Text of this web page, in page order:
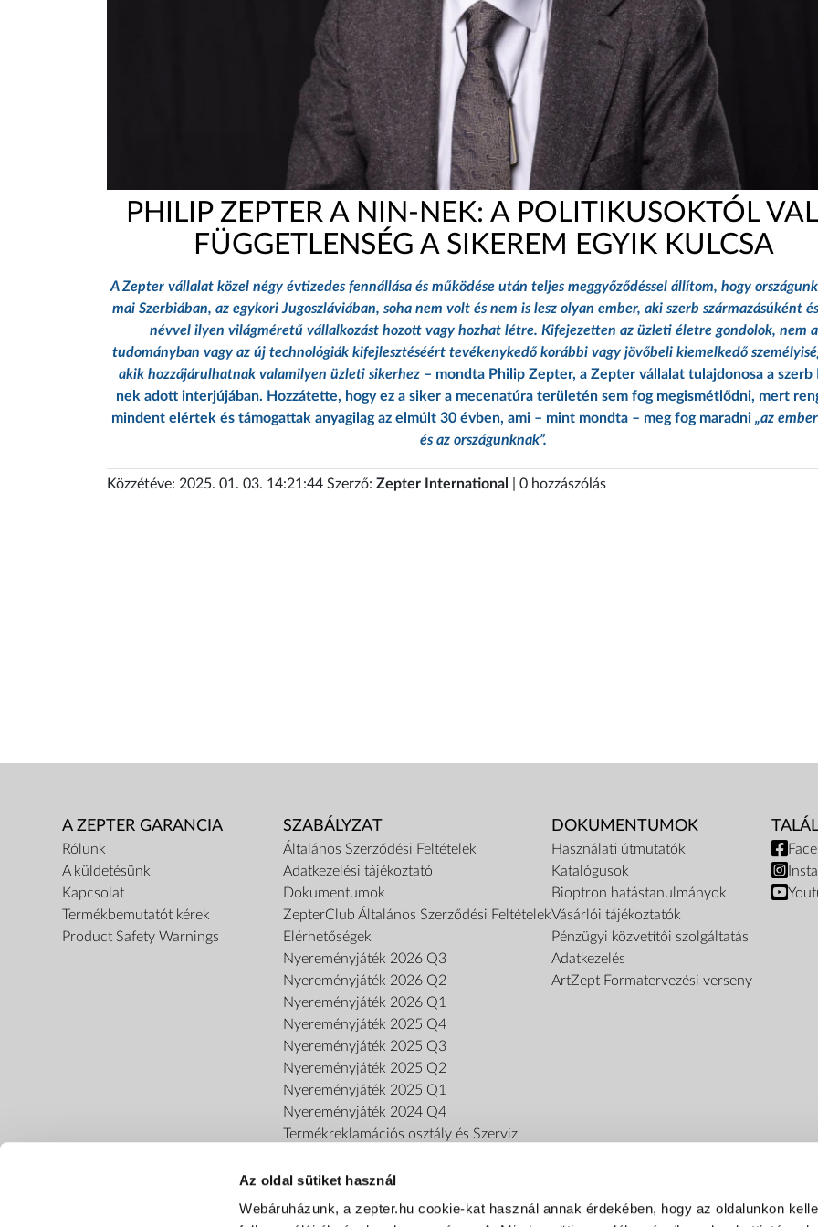
Az oldal sütiket használ
Webáruházunk, a zepter.hu cookie-kat használ annak érdekében, hogy az oldalunkon
PHILIP ZEPTER A NIN-NEK: A POLITIKUSOKTÓL
FÜGGETLENSÉG A SIKEREM EGYIK KULCSA
A Zepter vállalat közel négy évtizedes fennállása és működése után teljes meggyőződéssel állítom, hogy
mai Szerbiában, az egykori Jugoszláviában, soha nem volt és nem is lesz olyan ember, aki szerb származásúként
névvel ilyen világméretű vállalkozást hozott vagy hozhat létre. Kifejezetten az üzleti életre gondolok, nem a
tudományban vagy az új technológiák kifejlesztéséért tevékenykedő korábbi vagy jövőbeli kiemelkedő
akik hozzájárulhatnak valamilyen üzleti sikerhez – mondta Philip Zepter, a Zepter vállalat tulajdonosa a szerb
nek adott interjújában. Hozzátette, hogy ez a siker a mecenatúra területén sem fog megismétlődni, mert
mindent elértek és támogattak anyagilag az elmúlt 30 évben, ami – mint mondta – meg fog maradni „az
és az országunknak”.
Közzétéve: 2025. 01. 03. 14:21:44 Szerző: Zepter International | 0 hozzászólás
A ZEPTER GARANCIA
Rólunk
A küldetésünk
Kapcsolat
Termékbemutatót kérek
Product Safety Warnings
SZABÁLYZAT
Általános Szerződési Feltételek
Adatkezelési tájékoztató
Dokumentumok
ZepterClub Általános Szerződési Feltételek
Elérhetőségek
Nyereményjáték 2026 Q3
Nyereményjáték 2026 Q2
Nyereményjáték 2026 Q1
Nyereményjáték 2025 Q4
Nyereményjáték 2025 Q3
Nyereményjáték 2025 Q2
Nyereményjáték 2025 Q1
Nyereményjáték 2024 Q4
Termékreklamációs osztály és Szerviz
DOKUMENTUMOK
Használati útmutatók
Katalógusok
Bioptron hatástanulmányok
Vásárlói tájékoztatók
Pénzügyi közvetítői szolgáltatás
Adatkezelés
ArtZept Formatervezési verseny